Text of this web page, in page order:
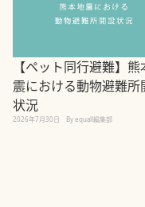
【ペット同行避難】熊
震における動物避難所
状況
2026年7月30日 By equall編集部